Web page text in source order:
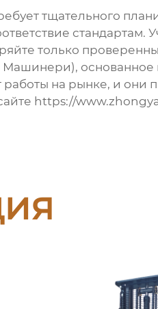
тщательного
стандартам.
только
основанное в
на рынке, и они
https://